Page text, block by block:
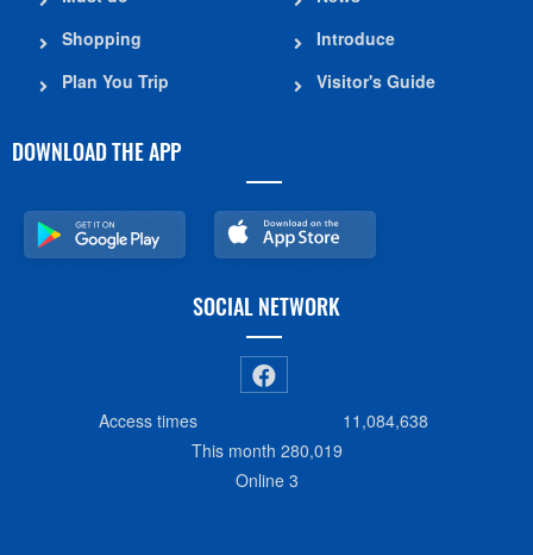
Shopping
Plan You Trip
Introduce
Visitor's Guide
DOWNLOAD THE APP
SOCIAL NETWORK
Access times
11,084,638
This month 280,019
Online 3